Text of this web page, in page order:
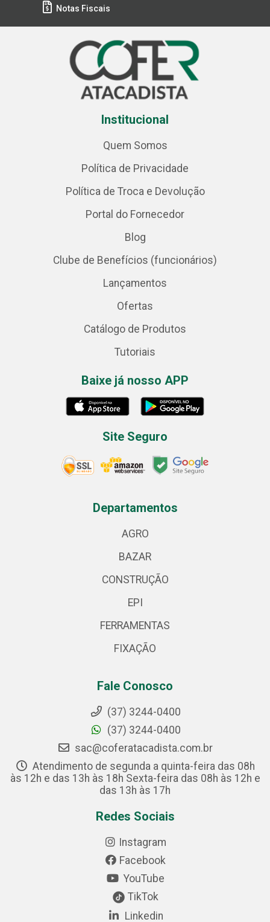
Notas Fiscais
Institucional
Quem Somos
Política de Privacidade
Política de Troca e Devolução
Portal do Fornecedor
Blog
Clube de Benefícios (funcionários)
Lançamentos
Ofertas
Catálogo de Produtos
Tutoriais
Baixe já nosso APP
Site Seguro
Departamentos
AGRO
BAZAR
CONSTRUÇÃO
EPI
FERRAMENTAS
FIXAÇÃO
Fale Conosco
(37) 3244-0400
(37) 3244-0400
sac@coferatacadista.com.br
Atendimento de segunda a quinta-feira das 08h
às 12h e das 13h às 18h Sexta-feira das 08h às 12h e
das 13h às 17h
Redes Sociais
Instagram
Facebook
YouTube
TikTok
Linkedin